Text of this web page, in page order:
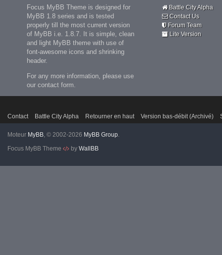
Focus MyBB Theme is designed for
MyBB 1.8 series and is tested
properly till the most current version
of MyBB i.e. 1.8.7. It is simple, clean
and light MyBB theme with use of
font-awesome icons and shrinking
header.
For any more information, please use
our contact form.
Battle City Alpha
Contact Us
Forum Team
Lite Version
Contact Battle City Alpha Retourner en haut Version bas-débit (Archivé)
Moteur MyBB, © 2002-2026 MyBB Group.
Focus MyBB Theme
by WallBB